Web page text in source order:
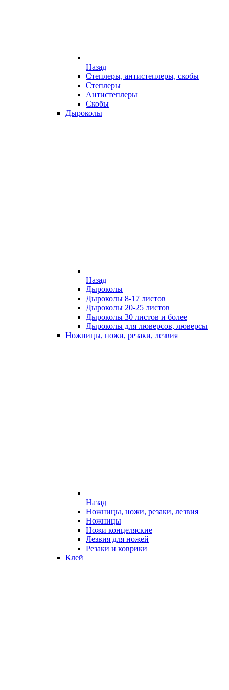
Назад
Степлеры, антистеплеры, скобы
Степлеры
Антистеплеры
Скобы
Дыроколы
Назад
Дыроколы
Дыроколы 8-17 листов
Дыроколы 20-25 листов
Дыроколы 30 листов и более
Дыроколы для люверсов, люверсы
Ножницы, ножи, резаки, лезвия
Назад
Ножницы, ножи, резаки, лезвия
Ножницы
Ножи концеляские
Лезвия для ножей
Резаки и коврики
Клей